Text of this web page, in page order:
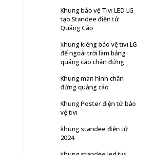
Khung bảo vệ Tivi LED LG
tạo Standee điện tử
Quảng Cáo
khung kiếng bảo vệ tivi LG
để ngoài trời làm bảng
quảng cáo chân đứng
Khung màn hình chân
đứng quảng cáo
Khung Poster điện tử bảo
vệ tivi
khung standee điện tử
2024